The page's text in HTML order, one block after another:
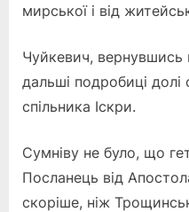
мирської і від
Чуйкевич, вернувшись
дальші подробиці долі
спільника Іскри.
Сумніву не було, що
Посланець від
скоріше, ніж